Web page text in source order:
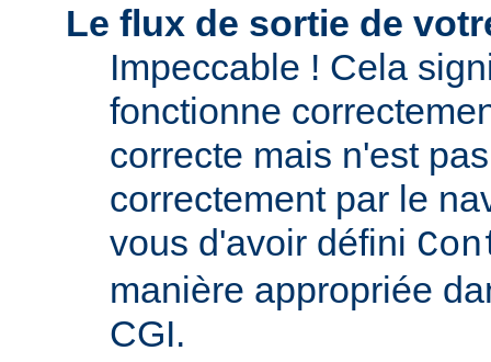
Le flux de sortie de
Impeccable ! Cela
fonctionne
correcte mais n'est
correctement par le
vous d'avoir défini
manière appropriée
CGI.